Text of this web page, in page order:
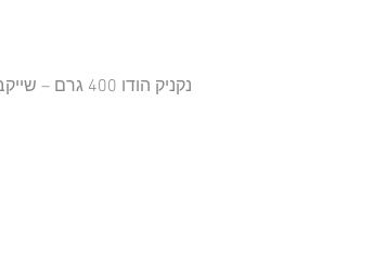
נקניק הודו 400 גרם – שייקביץ, כשר למהדרין בהשגחת הרב אשכנזי